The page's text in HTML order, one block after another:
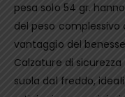
pesa solo 54 gr.
del peso
vantaggio del
Calzature di
suola dal freddo,